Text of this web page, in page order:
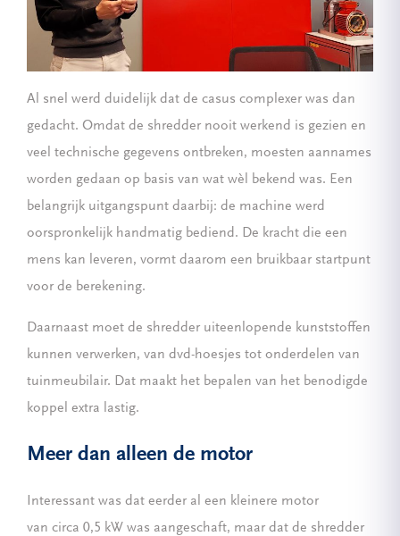
Al snel werd duidelijk dat de casus complexer was dan
gedacht. Omdat de shredder nooit werkend is gezien en
veel technische gegevens ontbreken, moesten aannames
worden gedaan op basis van wat wèl bekend was. Een
belangrijk uitgangspunt daarbij: de machine werd
oorspronkelijk handmatig bediend. De kracht die een
mens kan leveren, vormt daarom een bruikbaar startpunt
voor de berekening.
Daarnaast moet de shredder uiteenlopende kunststoffen
kunnen verwerken, van dvd-hoesjes tot onderdelen van
tuinmeubilair. Dat maakt het bepalen van het benodigde
koppel extra lastig.
Meer dan alleen de motor
Interessant was dat eerder al een kleinere motor
van circa 0,5 kW was aangeschaft, maar dat de shredder